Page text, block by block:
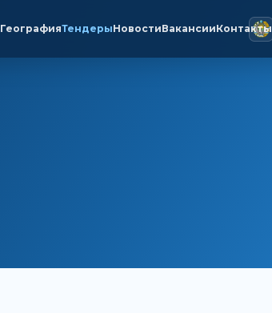
ГеографияТендерыНовостиВакансииКонтакты